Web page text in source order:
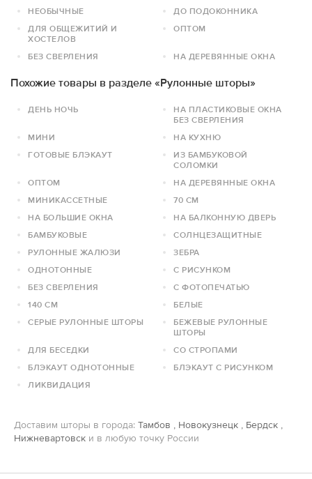
НЕОБЫЧНЫЕ
ДО ПОДОКОННИКА
ДЛЯ ОБЩЕЖИТИЙ И
ХОСТЕЛОВ
ОПТОМ
БЕЗ СВЕРЛЕНИЯ НА ДЕРЕВЯННЫЕ ОКНА
Похожие товары в разделе «Рулонные шторы»
ДЕНЬ НОЧЬ
НА ПЛАСТИКОВЫЕ ОКНА
БЕЗ СВЕРЛЕНИЯ
МИНИ
НА КУХНЮ
ГОТОВЫЕ БЛЭКАУТ
ИЗ БАМБУКОВОЙ
СОЛОМКИ
ОПТОМ
НА ДЕРЕВЯННЫЕ ОКНА
МИНИКАССЕТНЫЕ
70 СМ
НА БОЛЬШИЕ ОКНА
НА БАЛКОННУЮ ДВЕРЬ
БАМБУКОВЫЕ
СОЛНЦЕЗАЩИТНЫЕ
РУЛОННЫЕ ЖАЛЮЗИ
ЗЕБРА
ОДНОТОННЫЕ
С РИСУНКОМ
БЕЗ СВЕРЛЕНИЯ
С ФОТОПЕЧАТЬЮ
140 СМ
БЕЛЫЕ
СЕРЫЕ РУЛОННЫЕ ШТОРЫ
БЕЖЕВЫЕ РУЛОННЫЕ
ШТОРЫ
ДЛЯ БЕСЕДКИ
СО СТРОПАМИ
БЛЭКАУТ ОДНОТОННЫЕ
БЛЭКАУТ С РИСУНКОМ
ЛИКВИДАЦИЯ
Доставим шторы в города: Тамбов , Новокузнецк , Бердск ,
Нижневартовск и в любую точку России